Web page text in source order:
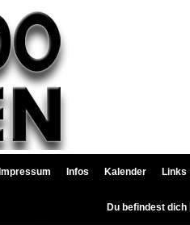
Impressum Infos Kalender Links
Du befindest